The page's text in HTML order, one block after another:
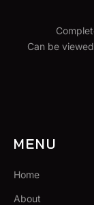
Can be
MENU
Home
About